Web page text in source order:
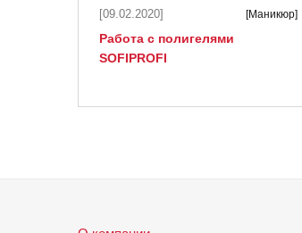
[09.02.2020] [Маникюр]
Работа с полигелями
SOFIPROFI